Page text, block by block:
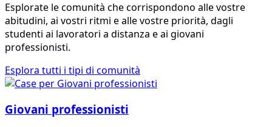
Esplorate le comunità che corrispondono alle vostre
abitudini, ai vostri ritmi e alle vostre priorità, dagli
studenti ai lavoratori a distanza e ai giovani
professionisti.
Esplora tutti i tipi di comunità
Giovani professionisti